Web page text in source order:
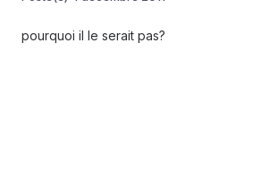
pourquoi il le serait pas?